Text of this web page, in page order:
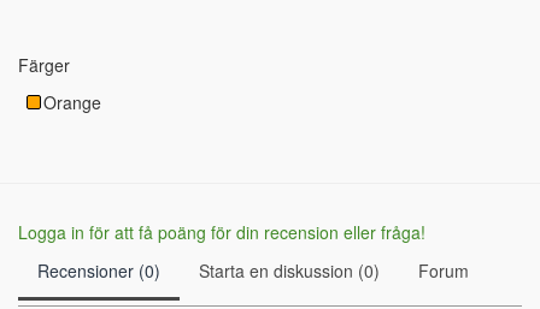
Färger
Orange
Logga in för att få poäng för din recension eller fråga!
Recensioner (0)
Starta en diskussion (0) Forum